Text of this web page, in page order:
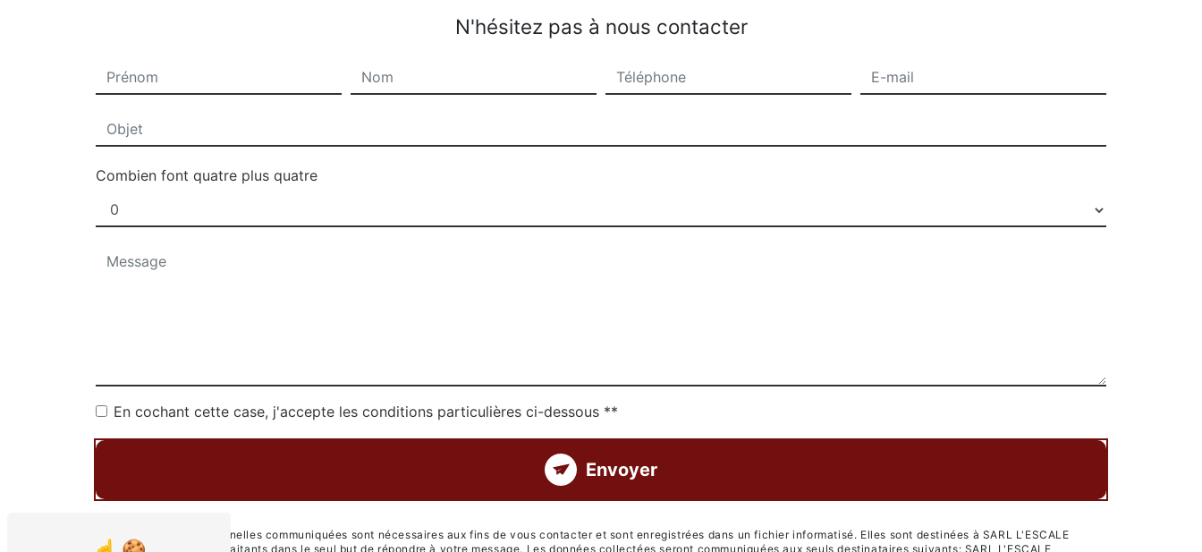
N'hésitez pas à nous contacter
Combien font quatre plus quatre
En cochant cette case, j'accepte les conditions particulières ci-dessous **
Envoyer
** Les données personnelles communiquées sont nécessaires aux fins de vous contacter et sont enregistrées dans un fichier informatisé. Elles sont destinées à SARL L'ESCALE
FESTIVE et ses sous-traitants dans le seul but de répondre à votre message. Les données collectées seront communiquées aux seuls destinataires suivants: SARL L'ESCALE